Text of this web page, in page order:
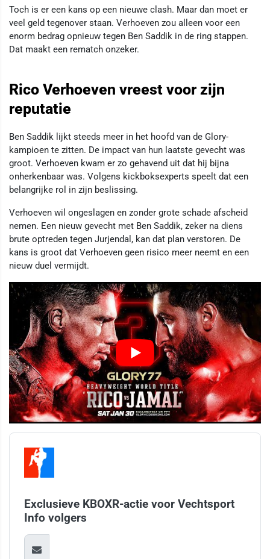
Toch is er een kans op een nieuwe clash. Maar dan moet er
veel geld tegenover staan. Verhoeven zou alleen voor een
enorm bedrag opnieuw tegen Ben Saddik in de ring stappen.
Dat maakt een rematch onzeker.
Rico Verhoeven vreest voor zijn
reputatie
Ben Saddik lijkt steeds meer in het hoofd van de Glory-
kampioen te zitten. De impact van hun laatste gevecht was
groot. Verhoeven kwam er zo gehavend uit dat hij bijna
onherkenbaar was. Volgens kickboksexperts speelt dat een
belangrijke rol in zijn beslissing.
Verhoeven wil ongeslagen en zonder grote schade afscheid
nemen. Een nieuw gevecht met Ben Saddik, zeker na diens
brute optreden tegen Jurjendal, kan dat plan verstoren. De
kans is groot dat Verhoeven geen risico meer neemt en een
nieuw duel vermijdt.
Exclusieve KBOXR-actie voor Vechtsport
Info volgers